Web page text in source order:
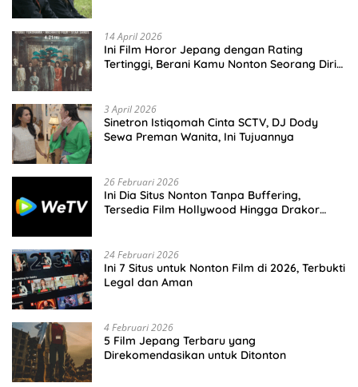
14 April 2026
Ini Film Horor Jepang dengan Rating
Tertinggi, Berani Kamu Nonton Seorang Diri
3 April 2026
Sinetron Istiqomah Cinta SCTV, DJ Dody
Sewa Preman Wanita, Ini Tujuannya
26 Februari 2026
Ini Dia Situs Nonton Tanpa Buffering,
Tersedia Film Hollywood Hingga Drakor
24 Februari 2026
Ini 7 Situs untuk Nonton Film di 2026, Terbukti
Legal dan Aman
4 Februari 2026
5 Film Jepang Terbaru yang
Direkomendasikan untuk Ditonton